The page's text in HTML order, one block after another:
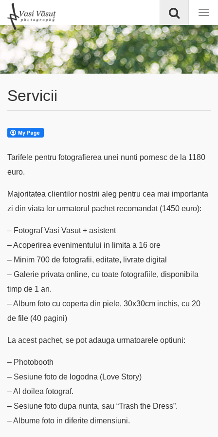
Servicii
Tarifele pentru fotografierea unei nunti pornesc de la 1180
euro.
Majoritatea clientilor nostrii aleg pentru cea mai importanta
zi din viata lor urmatorul pachet recomandat (1450 euro):
– Fotograf Vasi Vasut + asistent
– Acoperirea evenimentului in limita a 16 ore
– Minim 700 de fotografii, editate, livrate digital
– Galerie privata online, cu toate fotografiile, disponibila
timp de 1 an.
– Album foto cu coperta din piele, 30x30cm inchis, cu 20
de file (40 pagini)
La acest pachet, se pot adauga urmatoarele optiuni:
– Photobooth
– Sesiune foto de logodna (Love Story)
– Al doilea fotograf.
– Sesiune foto dupa nunta, sau “Trash the Dress”.
– Albume foto in diferite dimensiuni.